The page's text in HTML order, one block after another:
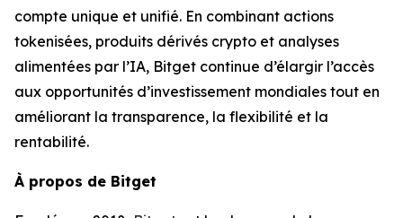
compte unique et unifié. En combinant actions
tokenisées, produits dérivés crypto et analyses
alimentées par l’IA, Bitget continue d’élargir l’accès
aux opportunités d’investissement mondiales tout en
améliorant la transparence, la flexibilité et la
rentabilité.
À propos de Bitget